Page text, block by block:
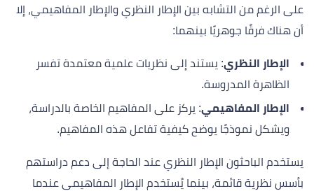
على الرغم من التشابه بين الإطار النظري والإطار المفاهيمي، إلا
أن هناك فرقًا جوهريًا بينهما:
الإطار النظري: يستند إلى نظريات علمية معتمدة تفسر
الظاهرة المدروسة.
الإطار المفاهيمي: يركز على المفاهيم الخاصة بالدراسة،
ويشكل نموذجًا يوضح كيفية تفاعل هذه المفاهيم.
يستخدم الباحثون الإطار النظري عند الحاجة إلى دعم دراستهم
بأسس نظرية قائمة، بينما يُستخدم الإطار المفاهيمي عندما